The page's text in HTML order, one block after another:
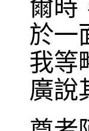
爾時
於一
我等
廣說